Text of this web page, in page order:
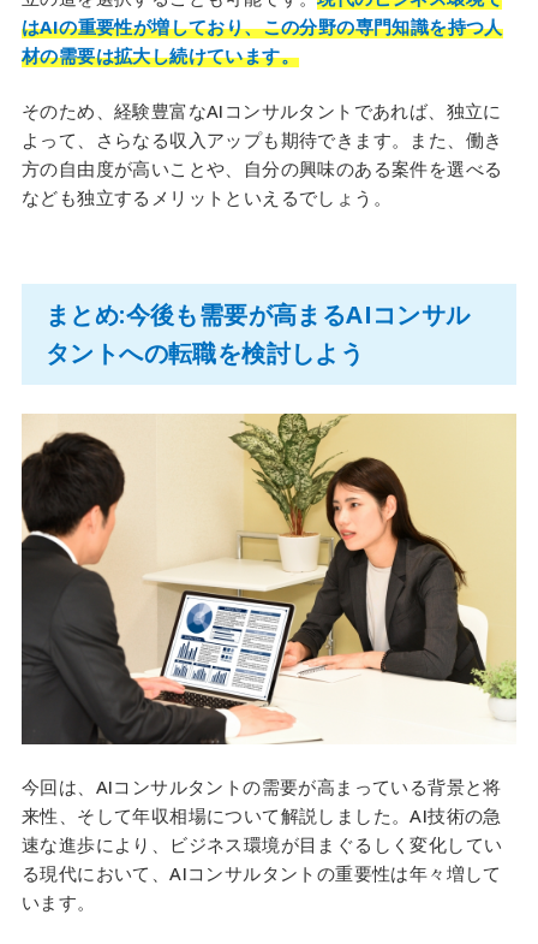
はAIの重要性が増しており、この分野の専門知識を持つ人
材の需要は拡大し続けています。
そのため、経験豊富なAIコンサルタントであれば、独立に
よって、さらなる収入アップも期待できます。また、働き
方の自由度が高いことや、自分の興味のある案件を選べる
なども独立するメリットといえるでしょう。
まとめ:今後も需要が高まるAIコンサル
タントへの転職を検討しよう
今回は、AIコンサルタントの需要が高まっている背景と将
来性、そして年収相場について解説しました。AI技術の急
速な進歩により、ビジネス環境が目まぐるしく変化してい
る現代において、AIコンサルタントの重要性は年々増して
います。